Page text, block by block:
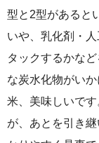
型と2型があると
いや、乳化剤・
タックするかな
な炭水化物がい
米、美味しいで
が、あとを引き